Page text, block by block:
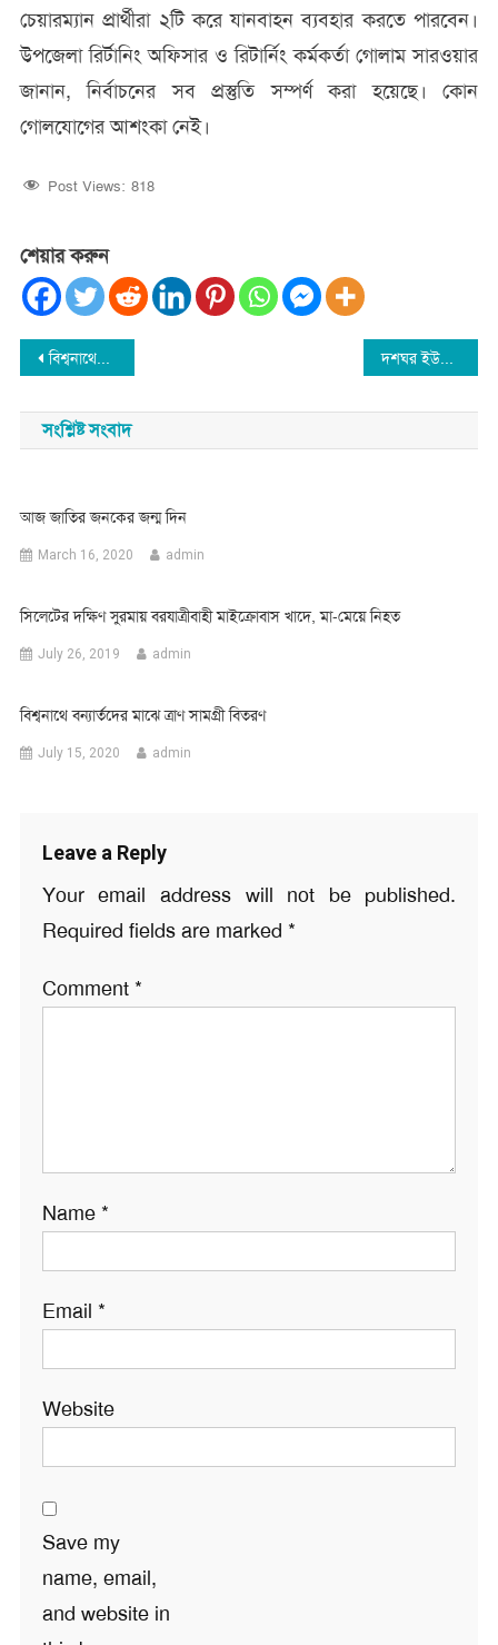
চেয়ারম্যান প্রার্থীরা ২টি করে যানবাহন ব্যবহার করতে পারবেন।
উপজেলা রির্টানিং অফিসার ও রিটার্নিং কর্মকর্তা গোলাম সারওয়ার
জানান, নির্বাচনের সব প্রস্তুতি সম্পর্ণ করা হয়েছে। কোন
গোলযোগের আশংকা নেই।
Post Views: 818
শেয়ার করুন
Post
navigation
বিশ্বনাথের দৌলতপুর থেকে ইয়াবা উদ্ধার দশঘর ইউপি নির্বাচন : প্রচারণায় এগিয়ে পাবেল সামাদ
সংশ্লিষ্ট সংবাদ
আজ জাতির জনকের জন্ম দিন
March 16, 2020 admin
সিলেটের দক্ষিণ সুরমায় বরযাত্রীবাহী মাইক্রোবাস খাদে, মা-মেয়ে নিহত
July 26, 2019 admin
বিশ্বনাথে বন্যার্তদের মাঝে ত্রাণ সামগ্রী বিতরণ
July 15, 2020 admin
Leave a Reply
Your email address will not be published.
Required fields are marked *
Comment *
Name *
Email *
Website
Save my
name, email,
and website in